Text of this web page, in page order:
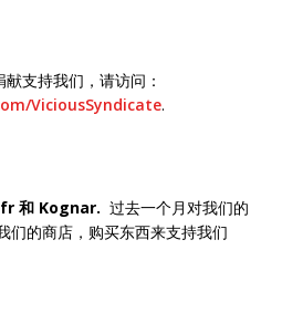
支持我们，请访问：
ViciousSyndicate.
和 Kognar. 过去一个月对我们的
们的商店，购买东西来支持我们